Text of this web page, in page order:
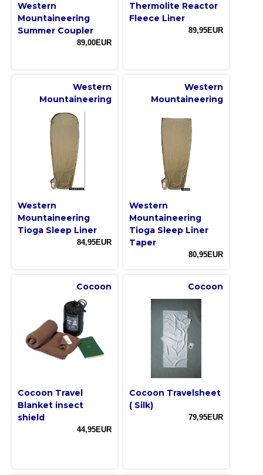
Western
Mountaineering
Summer Coupler
89,00EUR
Thermolite Reactor
Fleece Liner
89,95EUR
Western
Mountaineering
Western
Mountaineering
Tioga Sleep Liner
84,95EUR
Western
Mountaineering
Western
Mountaineering
Tioga Sleep Liner
Taper
80,95EUR
Cocoon
Cocoon Travel
Blanket insect
shield
44,95EUR
Cocoon
Cocoon Travelsheet
( Silk)
79,95EUR